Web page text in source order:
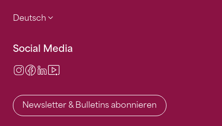
Deutsch
Social Media
Instagram
Facebook
LinkedIn
Newsletter & Bulletins abonnieren